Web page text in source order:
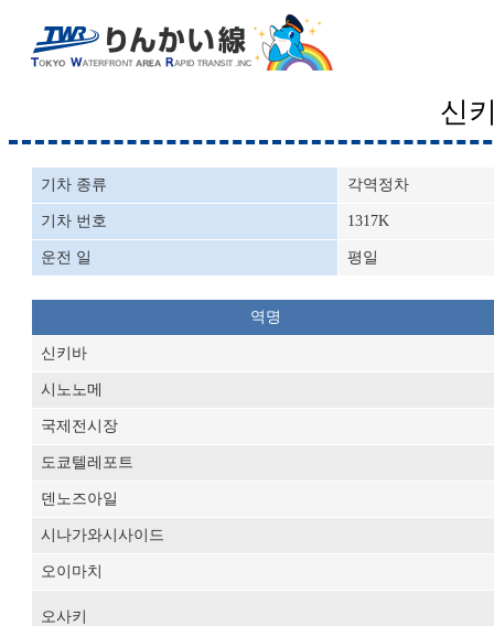
신
기차 종류 각역정차
기차 번호 1317K
운전 일 평일
역명
신키바
시노노메
국제전시장
도쿄텔레포트
덴노즈아일
시나가와시사이드
오이마치
오사키